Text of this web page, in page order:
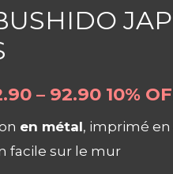
– 92.90 10%
en métal, imprimé en
facile sur le mur